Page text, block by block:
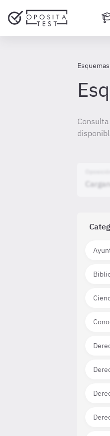
Esquemas